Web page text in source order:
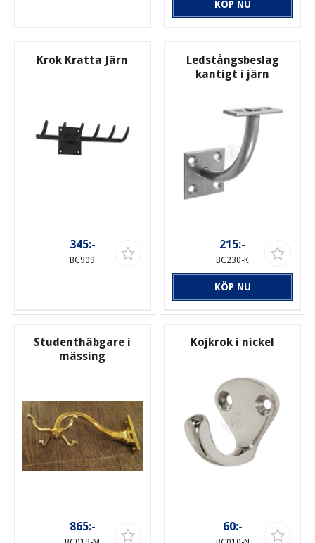
KÖP NU
Krok Kratta Järn
345:-
BC909
Ledstångsbeslag
kantigt i järn
215:-
BC230-K
KÖP NU
Studenthäbgare i
mässing
865:-
Kojkrok i nickel
60:-